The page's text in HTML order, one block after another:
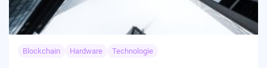
Blockchain Hardware Technologie